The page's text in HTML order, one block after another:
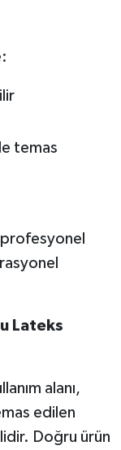
temas
Lateks
alanı,
edilen
Doğru ürün